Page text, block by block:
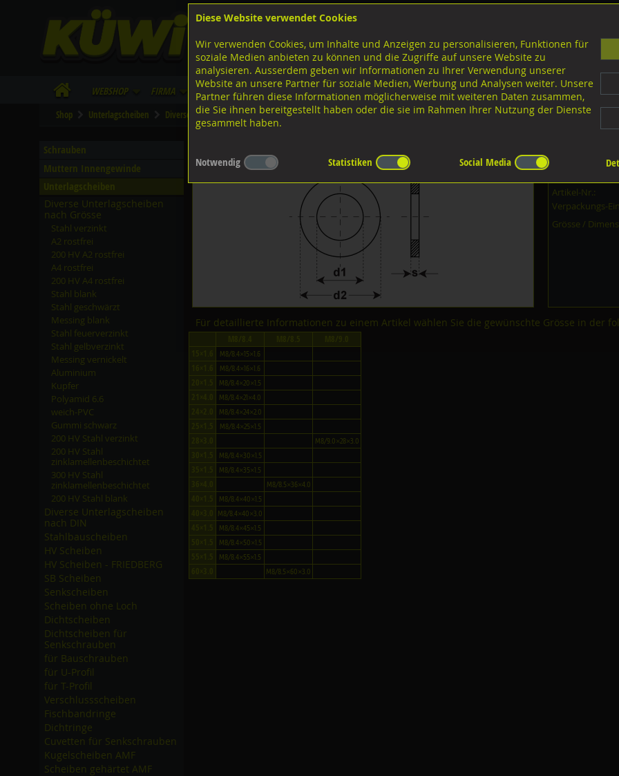
Lagerstrasse 8
Tel. 043 455 20 30
FB
IG
WebShop Firma Lieferinfo Infos/Downloads
Shop Unterlagscheiben Diverse Unterlagscheiben nach Grösse A2 rostfrei innen ca. 8mm
Schrauben
Muttern Innengewinde
Diverse Unterlagscheiben
nach Grösse
Stahl verzinkt
A2 rostfrei
200 HV A2 rostfrei
A4 rostfrei
200 HV A4 rostfrei
Stahl blank
Stahl geschwärzt
Messing blank
Stahl feuerverzinkt
Stahl gelbverzinkt
Messing vernickelt
Aluminium
Kupfer
Polyamid 6.6
weich-PVC
Gummi schwarz
200 HV Stahl verzinkt
200 HV Stahl
zinklamellenbeschichtet
300 HV Stahl
zinklamellenbeschichtet
200 HV Stahl blank
Diverse Unterlagscheiben
nach DIN
Stahlbauscheiben
HV Scheiben
HV Scheiben - FRIEDBERG
SB Scheiben
Senkscheiben
Scheiben ohne Loch
Dichtscheiben
Dichtscheiben für
Senkschrauben
für Bauschrauben
für U-Profil
für T-Profil
Verschlussscheiben
Fischbandringe
Dichtringe
Cuvetten für Senkschrauben
Kugelscheiben AMF
Scheiben gehärtet AMF
Dieser
Artikel-Nr.:
Verpackungs-
Grösse /
Für detaillierte Informationen zu einem Artikel wählen Sie die gewünschte Grösse in der
M8/8.4×15×1.6
M8/8.4×16×1.6
M8/8.4×20×1.5
M8/8.4×21×4.0
M8/8.4×24×2.0
M8/8.4×25×1.5
M8/9.0×28×3.0
M8/8.4×30×1.5
M8/8.4×35×1.5
M8/8.5×36×4.0
M8/8.4×40×1.5
M8/8.4×40×3.0
M8/8.4×45×1.5
M8/8.4×50×1.5
M8/8.4×55×1.5
M8/8.5×60×3.0
Diese Website verwendet Cookies
Wir verwenden Cookies, um Inhalte und Anzeigen zu personalisieren, Funktionen für
soziale Medien anbieten zu können und die Zugriffe auf unsere Website zu
analysieren. Ausserdem geben wir Informationen zu Ihrer Verwendung unserer
Website an unsere Partner für soziale Medien, Werbung und Analysen weiter. Unsere
Partner führen diese Informationen möglicherweise mit weiteren Daten zusammen,
die Sie ihnen bereitgestellt haben oder die sie im Rahmen Ihrer Nutzung der Dienste
gesammelt haben.
Notwendig Statistiken Social Media